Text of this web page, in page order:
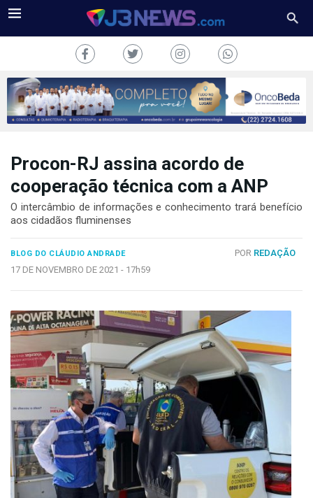
J3NEWS
COLUNAS
FALE
CONOSCO
Copyright
Desenvolvido
Hesea
Tecnologia
Procon-RJ assina acordo de
cooperação técnica com a ANP
O intercâmbio de informações e conhecimento trará benefício
aos cidadãos fluminenses
BLOG DO CLÁUDIO ANDRADE POR REDAÇÃO
17 DE NOVEMBRO DE 2021 - 17h59